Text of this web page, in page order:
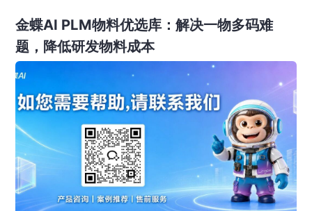
金蝶AI PLM物料优选库：解决一物多码难
题，降低研发物料成本